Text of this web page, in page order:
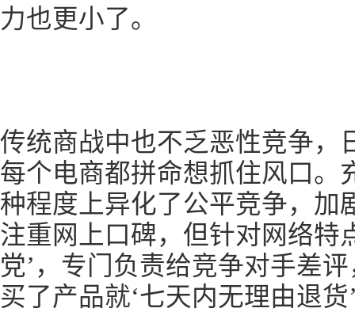
力也更小了。
传统商战中也不乏恶性竞争，
每个电商都拼命想抓住风口。
种程度上异化了公平竞争，加
注重网上口碑，但针对网络特
党’，专门负责给竞争对手差
买了产品就‘七天内无理由退